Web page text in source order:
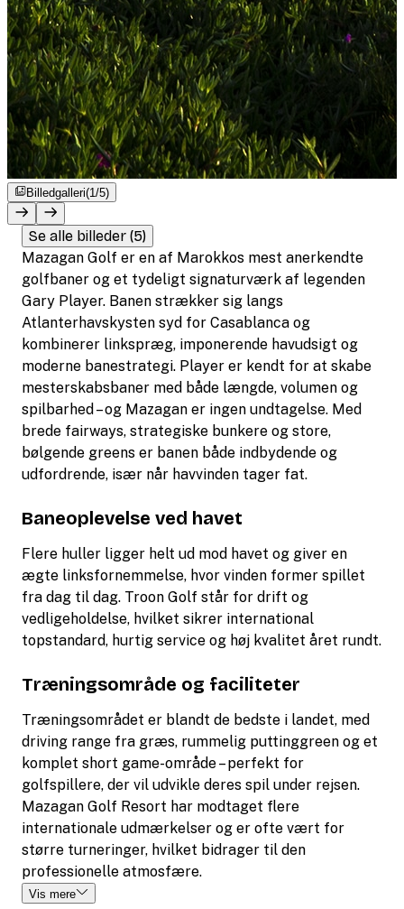
Billedgalleri(1/5)
Se alle billeder (5)
Mazagan Golf er en af Marokkos mest anerkendte
golfbaner og et tydeligt signaturværk af legenden
Gary Player. Banen strækker sig langs
Atlanterhavskysten syd for Casablanca og
kombinerer linkspræg, imponerende havudsigt og
moderne banestrategi. Player er kendt for at skabe
mesterskabsbaner med både længde, volumen og
spilbarhed – og Mazagan er ingen undtagelse. Med
brede fairways, strategiske bunkere og store,
bølgende greens er banen både indbydende og
udfordrende, især når havvinden tager fat.
Baneoplevelse ved havet
Flere huller ligger helt ud mod havet og giver en
ægte linksfornemmelse, hvor vinden former spillet
fra dag til dag. Troon Golf står for drift og
vedligeholdelse, hvilket sikrer international
topstandard, hurtig service og høj kvalitet året rundt.
Træningsområde og faciliteter
Træningsområdet er blandt de bedste i landet, med
driving range fra græs, rummelig puttinggreen og et
komplet short game-område – perfekt for
golfspillere, der vil udvikle deres spil under rejsen.
Mazagan Golf Resort har modtaget flere
internationale udmærkelser og er ofte vært for
større turneringer, hvilket bidrager til den
professionelle atmosfære.
Vis mere